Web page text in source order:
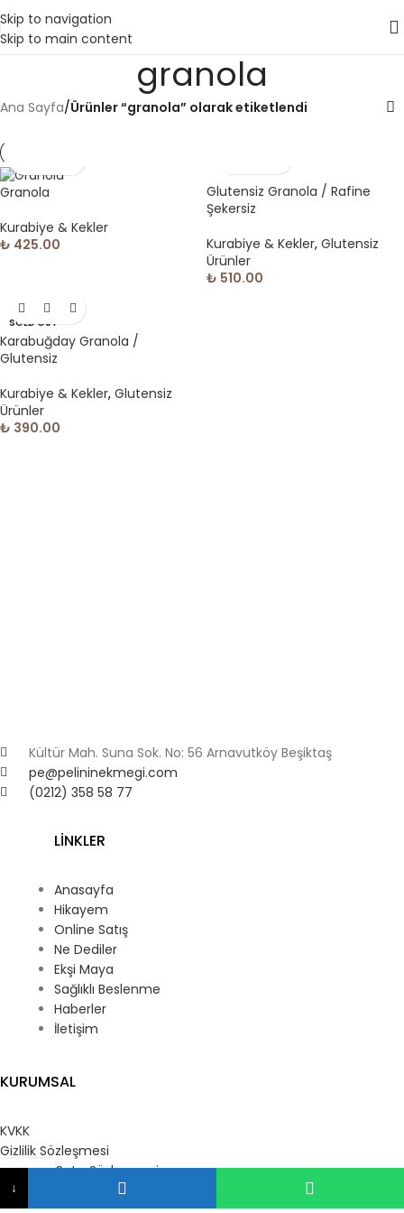
Skip to navigation
Skip to main content
granola
Ana Sayfa/Ürünler “granola” olarak etiketlendi
Granola
Kurabiye & Kekler
₺ 425.00
Glutensiz Granola / Rafine
Şekersiz
Kurabiye & Kekler, Glutensiz
Ürünler
₺ 510.00
SOLD OUT
Karabuğday Granola /
Glutensiz
Kurabiye & Kekler, Glutensiz
Ürünler
₺ 390.00
Kültür Mah. Suna Sok. No: 56 Arnavutköy Beşiktaş
pe@pelininekmegi.com
(0212) 358 58 77
LİNKLER
Anasayfa
Hikayem
Online Satış
Ne Dediler
Ekşi Maya
Sağlıklı Beslenme
Haberler
İletişim
KURUMSAL
KVKK
Gizlilik Sözleşmesi
Mesafeli Satış Sözleşmesi
Kullanım Sözleşmesi
Sepet
↓